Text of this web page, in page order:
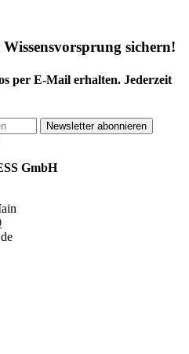
Wissensvorsprung sichern!
per E-Mail erhalten. Jederzeit
Newsletter abonnieren
GmbH